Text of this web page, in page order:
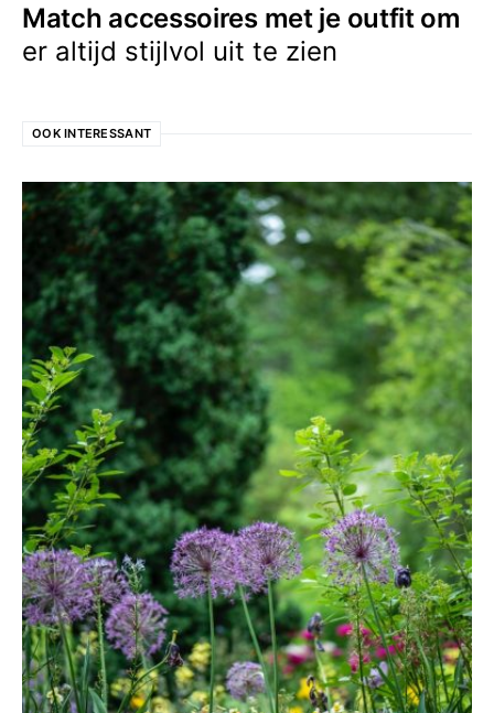
Match accessoires met je outfit om
er altijd stijlvol uit te zien
OOK INTERESSANT